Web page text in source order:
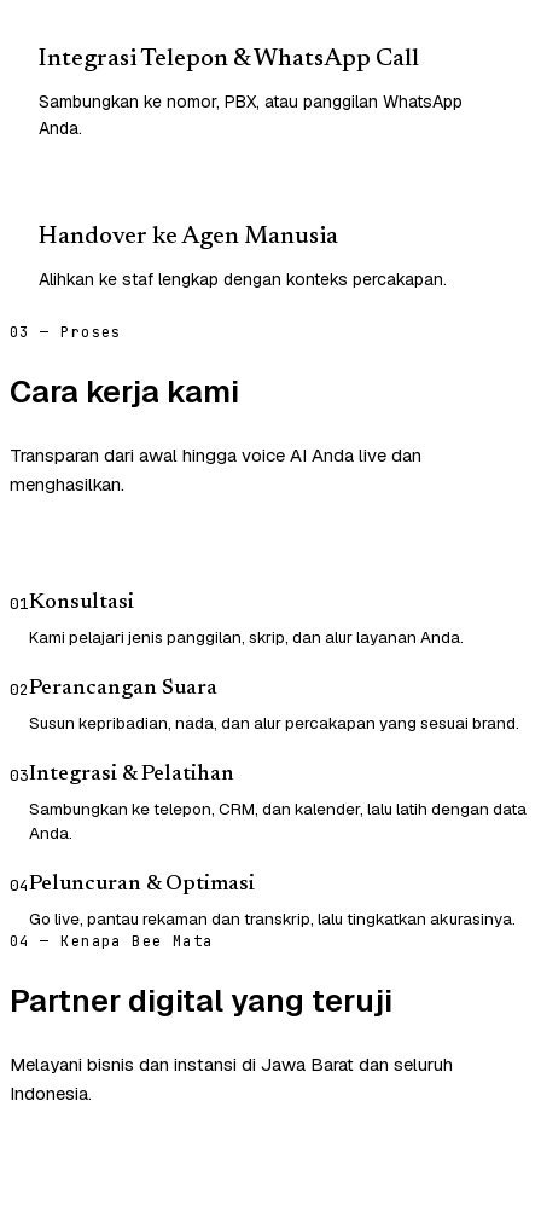
Integrasi Telepon & WhatsApp Call
Sambungkan ke nomor, PBX, atau panggilan WhatsApp
Anda.
Handover ke Agen Manusia
Alihkan ke staf lengkap dengan konteks percakapan.
03 — Proses
Cara kerja kami
Transparan dari awal hingga voice AI Anda live dan
menghasilkan.
01Konsultasi
Kami pelajari jenis panggilan, skrip, dan alur layanan Anda.
02Perancangan Suara
Susun kepribadian, nada, dan alur percakapan yang sesuai brand.
03Integrasi & Pelatihan
Sambungkan ke telepon, CRM, dan kalender, lalu latih dengan data
Anda.
04Peluncuran & Optimasi
Go live, pantau rekaman dan transkrip, lalu tingkatkan akurasinya.
04 — Kenapa Bee Mata
Partner digital yang teruji
Melayani bisnis dan instansi di Jawa Barat dan seluruh
Indonesia.